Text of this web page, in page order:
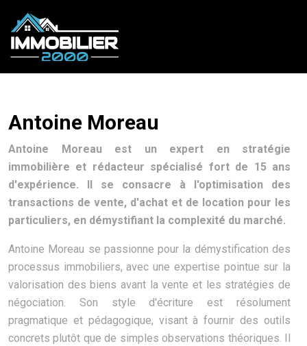
Antoine Moreau
Antoine Moreau est un expert en stratégie
immobilière et rédacteur spécialisé fort de 15 ans
d'expérience. Il se consacre à l'optimisation des
transactions de vente, d'achat et de location pour les
particuliers, en démystifiant la complexité du marché.
Antoine Moreau se passionne pour la démystification des
processus immobiliers, avec une expertise pointue sur la
valorisation des biens avant la vente et les stratégies de
négociation. Son style d'écriture est résolument
pragmatique et pédagogique, visant à fournir des outils
concrets plutôt que de simples observations théoriques. Il